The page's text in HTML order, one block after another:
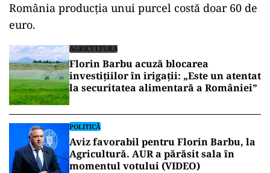
România producția unui purcel costă doar 60 de
euro.
AGRICULTURA
Florin Barbu acuză blocarea
investițiilor în irigații: „Este un atentat
la securitatea alimentară a României”
POLITICĂ
Aviz favorabil pentru Florin Barbu, la
Agricultură. AUR a părăsit sala în
momentul votului (VIDEO)